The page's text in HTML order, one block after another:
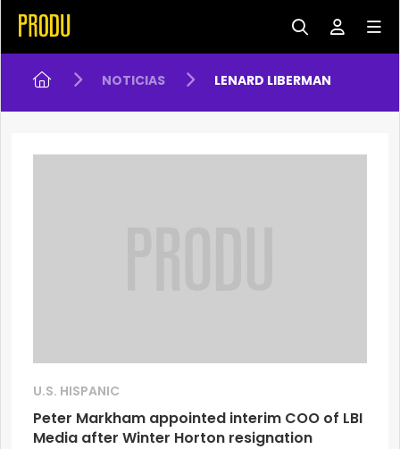
NOTICIAS LENARD LIBERMAN
U.S. HISPANIC
Peter Markham appointed interim COO of LBI
Media after Winter Horton resignation